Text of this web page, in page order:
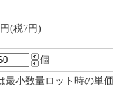
(税7円)
個
小数量ロット時の単